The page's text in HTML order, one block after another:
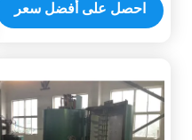
احصل على أفضل سعر